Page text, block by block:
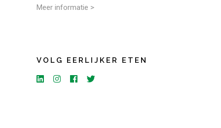
Meer informatie >
VOLG EERLIJKER ETEN